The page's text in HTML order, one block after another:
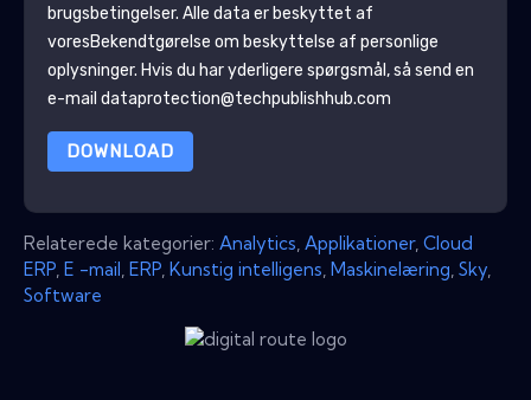
brugsbetingelser. Alle data er beskyttet af
voresBekendtgørelse om beskyttelse af personlige
oplysninger. Hvis du har yderligere spørgsmål, så send en
e-mail dataprotection@techpublishhub.com
DOWNLOAD
Relaterede kategorier: Analytics Applikationer, Cloud
ERP E -mail ERP Kunstig intelligens Maskinelæring Sky
Software